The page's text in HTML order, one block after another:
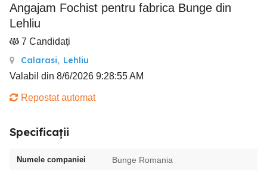
Angajam Fochist pentru fabrica Bunge din
Lehliu
7 Candidați
Calarasi, Lehliu
Valabil din 8/6/2026 9:28:55 AM
Repostat automat
Specificații
Numele companiei Bunge Romania